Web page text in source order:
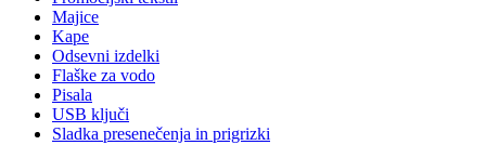
Majice
Kape
Odsevni izdelki
Flaške za vodo
Pisala
USB ključi
Sladka presenečenja in prigrizki